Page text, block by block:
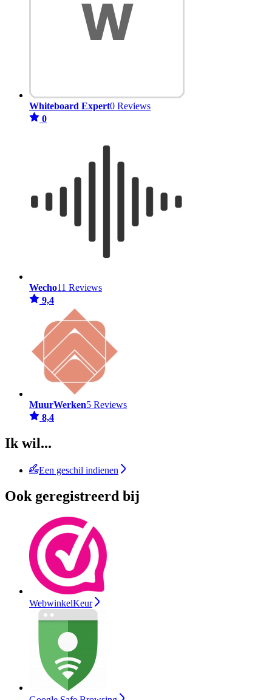
Whiteboard Expert0 Reviews
0
Wecho11 Reviews
9,4
MuurWerken5 Reviews
8,4
Ik wil...
Een geschil indienen
Ook geregistreerd bij
WebwinkelKeur